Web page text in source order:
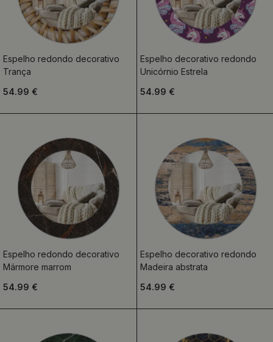
Espelho redondo decorativo
Trança
54.99 €
Espelho decorativo redondo
Unicórnio Estrela
54.99 €
Espelho redondo decorativo
Mármore marrom
54.99 €
Espelho decorativo redondo
Madeira abstrata
54.99 €